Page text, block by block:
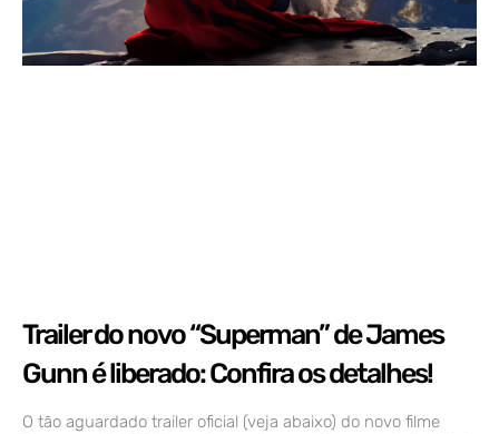
Trailer do novo “Superman” de James
Gunn é liberado: Confira os detalhes!
O tão aguardado trailer oficial (veja abaixo) do novo filme